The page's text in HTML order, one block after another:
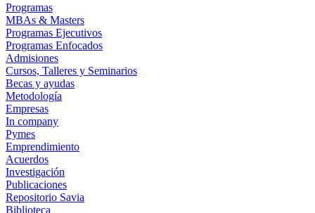
Programas
MBAs & Masters
Programas Ejecutivos
Programas Enfocados
Admisiones
Cursos, Talleres y Seminarios
Becas y ayudas
Metodología
Empresas
In company
Pymes
Emprendimiento
Acuerdos
Investigación
Publicaciones
Repositorio Savia
Biblioteca